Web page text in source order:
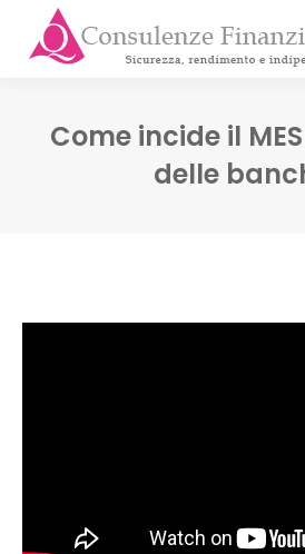
Come incide il
delle